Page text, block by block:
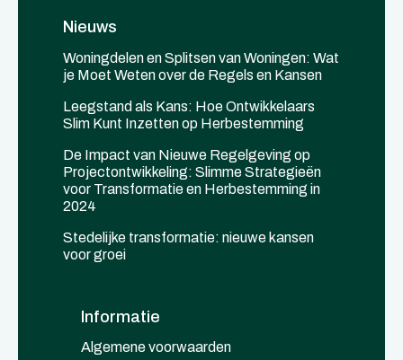
Nieuws
Woningdelen en Splitsen van Woningen: Wat
je Moet Weten over de Regels en Kansen
Leegstand als Kans: Hoe Ontwikkelaars
Slim Kunt Inzetten op Herbestemming
De Impact van Nieuwe Regelgeving op
Projectontwikkeling: Slimme Strategieën
voor Transformatie en Herbestemming in
2024
Stedelijke transformatie: nieuwe kansen
voor groei
Informatie
Algemene voorwaarden